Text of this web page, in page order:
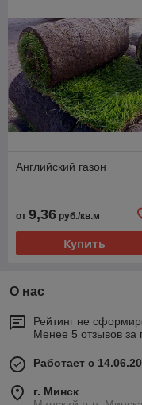
Английский газон
от 9,36 руб./кв.м
Купить
О нас
Рейтинг не
Менее 5 отзывов за
Работает с
г. Минск